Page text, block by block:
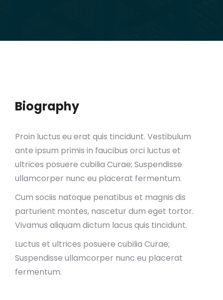
Biography
Proin luctus eu erat quis tincidunt. Vestibulum
ante ipsum primis in faucibus orci luctus et
ultrices posuere cubilia Curae; Suspendisse
ullamcorper nunc eu placerat fermentum.
Cum sociis natoque penatibus et magnis dis
parturient montes, nascetur dum eget tortor.
Vivamus aliquam dictum lacus quis tincidunt.
Luctus et ultrices posuere cubilia Curae;
Suspendisse ullamcorper nunc eu placerat
fermentum.